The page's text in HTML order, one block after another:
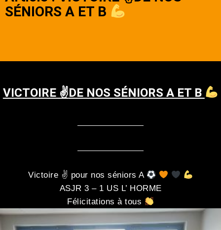
SÉNIORS A ET B
VICTOIRE ✌DE NOS SÉNIORS A ET B
Victoire ✌ pour nos séniors A
ASJR 3 – 1 US L’ HORME
Félicitations à tous